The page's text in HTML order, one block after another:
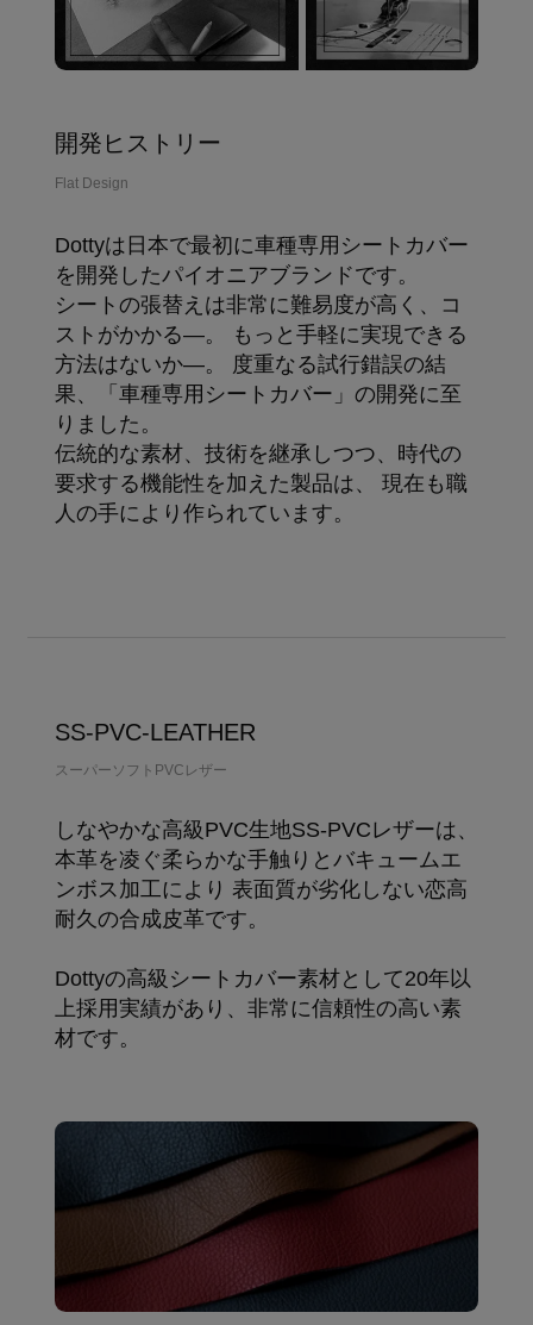
開発ヒストリー
Flat Design
Dottyは日本で最初に車種専用シートカバー
を開発したパイオニアブランドです。
シートの張替えは非常に難易度が高く、コ
ストがかかる―。 もっと手軽に実現できる
方法はないか―。 度重なる試行錯誤の結
果、「車種専用シートカバー」の開発に至
りました。
伝統的な素材、技術を継承しつつ、時代の
要求する機能性を加えた製品は、 現在も職
人の手により作られています。
SS-PVC-LEATHER
スーパーソフトPVCレザー
しなやかな高級PVC生地SS-PVCレザーは、
本革を凌ぐ柔らかな手触りとバキュームエ
ンボス加工により 表面質が劣化しない恋高
耐久の合成皮革です。
Dottyの高級シートカバー素材として20年以
上採用実績があり、非常に信頼性の高い素
材です。